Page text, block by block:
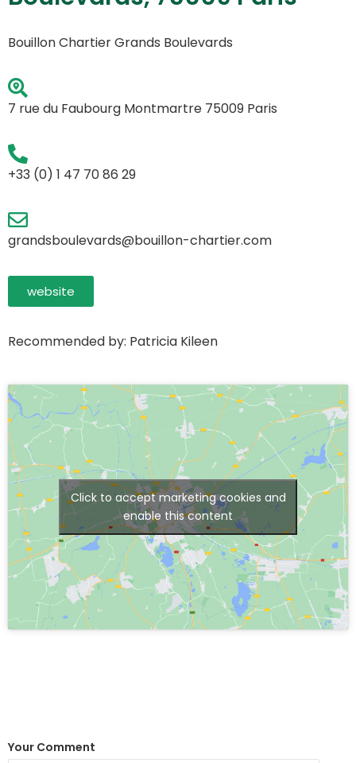
Bouillon Chartier Grands Boulevards
7 rue du Faubourg Montmartre 75009 Paris
+33 (0) 1 47 70 86 29
grandsboulevards@bouillon-chartier.com
website
Recommended by: Patricia Kileen
Click to accept marketing cookies and
enable this content
Your Comment